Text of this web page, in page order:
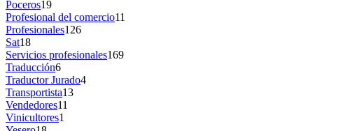
Poceros19
Profesional del comercio11
Profesionales126
Sat18
Servicios profesionales169
Traducción6
Traductor Jurado4
Transportista13
Vendedores11
Vinicultores1